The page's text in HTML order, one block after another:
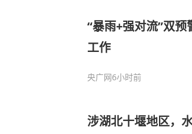
“暴雨+强对流”双
工作
央广网6小时前
涉湖北十堰地区，